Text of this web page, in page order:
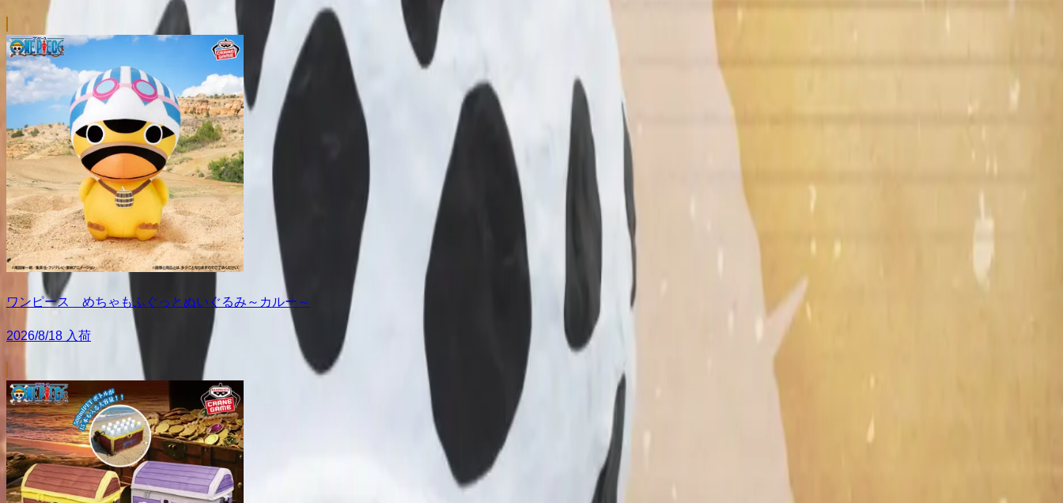
ワンピース めちゃもふぐっとぬいぐるみ～カルー～
2026/8/18 入荷